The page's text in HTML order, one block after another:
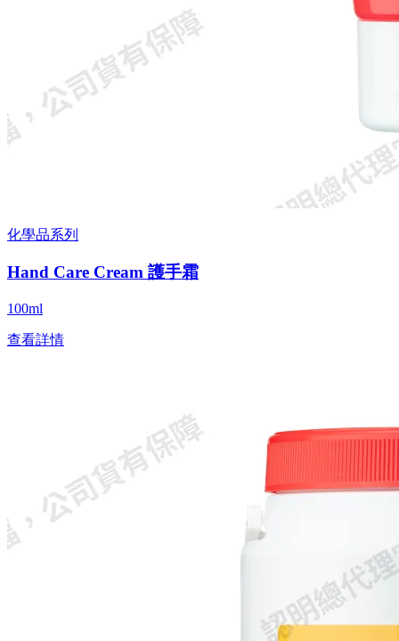
化學品系列
Hand Care Cream 護手霜
100ml
查看詳情